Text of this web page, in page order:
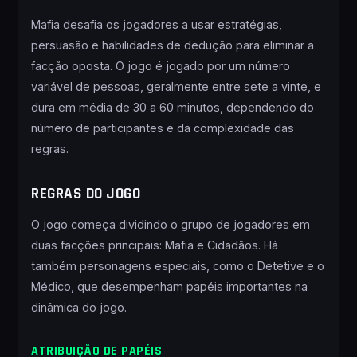
Mafia desafia os jogadores a usar estratégias,
persuasão e habilidades de dedução para eliminar a
facção oposta. O jogo é jogado por um número
variável de pessoas, geralmente entre sete a vinte, e
dura em média de 30 a 60 minutos, dependendo do
número de participantes e da complexidade das
regras.
REGRAS DO JOGO
O jogo começa dividindo o grupo de jogadores em
duas facções principais: Mafia e Cidadãos. Há
também personagens especiais, como o Detetive e o
Médico, que desempenham papéis importantes na
dinâmica do jogo.
ATRIBUIÇÃO DE PAPÉIS